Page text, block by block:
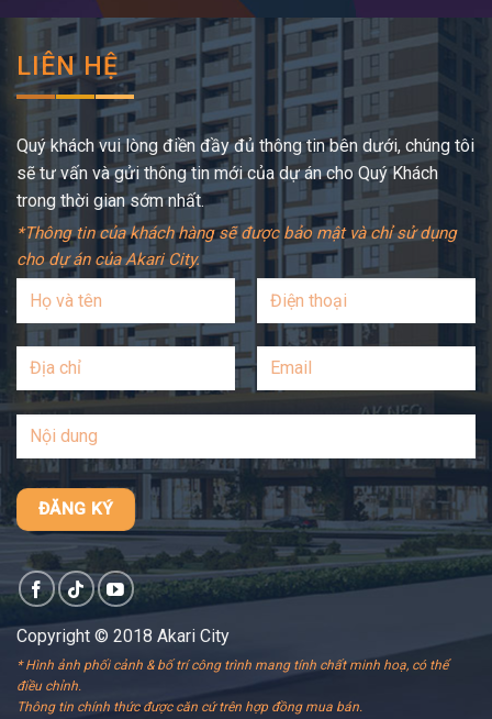
LIÊN HỆ
Quý khách vui lòng điền đầy đủ thông tin bên dưới, chúng tôi
sẽ tư vấn và gửi thông tin mới của dự án cho Quý Khách
trong thời gian sớm nhất.
*Thông tin của khách hàng sẽ được bảo mật và chỉ sử dụng
cho dự án của Akari City.
Copyright © 2018 Akari City
* Hình ảnh phối cảnh & bố trí công trình mang tính chất minh hoạ, có thể
điều chỉnh.
Thông tin chính thức được căn cứ trên hợp đồng mua bán.